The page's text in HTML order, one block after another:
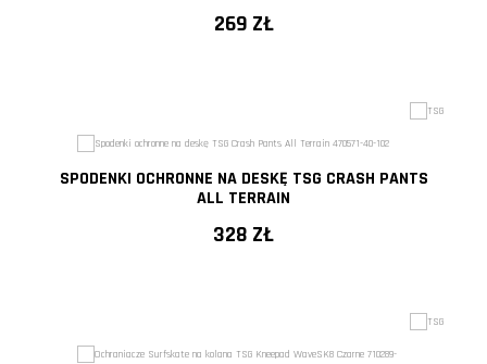
269 ZŁ
SPODENKI OCHRONNE NA DESKĘ TSG CRASH PANTS
ALL TERRAIN
328 ZŁ